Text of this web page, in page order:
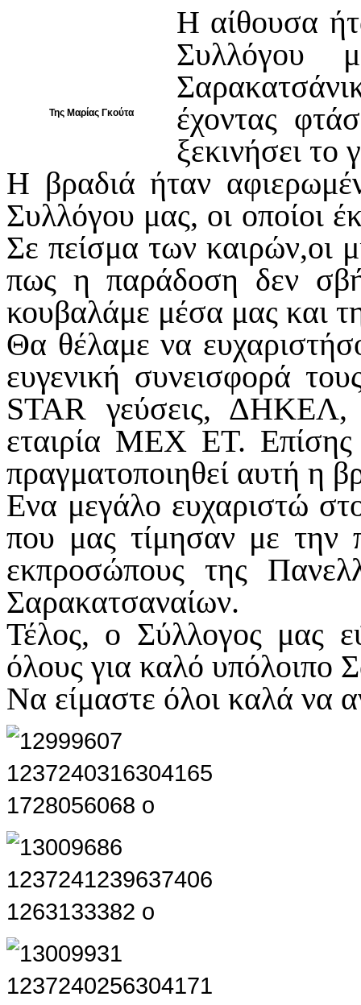
Της Μαρίας Γκούτα
Η αίθουσα
Συλλόγου
έχοντας
ξεκινήσει το
Η βραδιά ήταν
Συλλόγου μας, οι οποίοι
Σε πείσμα των καιρών,οι
πως η παράδοση δεν
κουβαλάμε μέσα μας και
Θα θέλαμε να
ευγενική συνεισφορά
STAR γεύσεις,
εταιρία MEX ET.
πραγματοποιηθεί αυτή η
Ενα μεγάλο ευχαριστώ
που μας τίμησαν με την
εκπροσώπους της
Σαρακατσαναίων.
Τέλος, ο Σύλλογος μας
όλους για καλό υπόλοιπο
Να είμαστε όλοι καλά να